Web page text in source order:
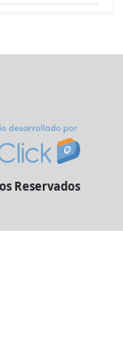
Reservados